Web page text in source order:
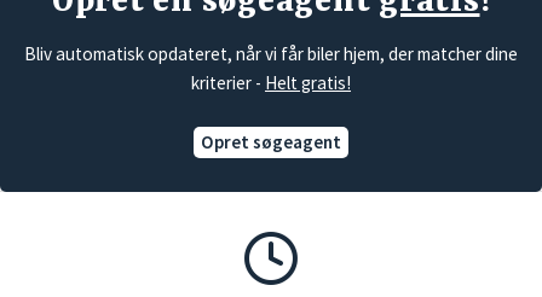
Bliv automatisk opdateret, når vi får biler hjem, der matcher dine
kriterier - Helt gratis!
Opret søgeagent